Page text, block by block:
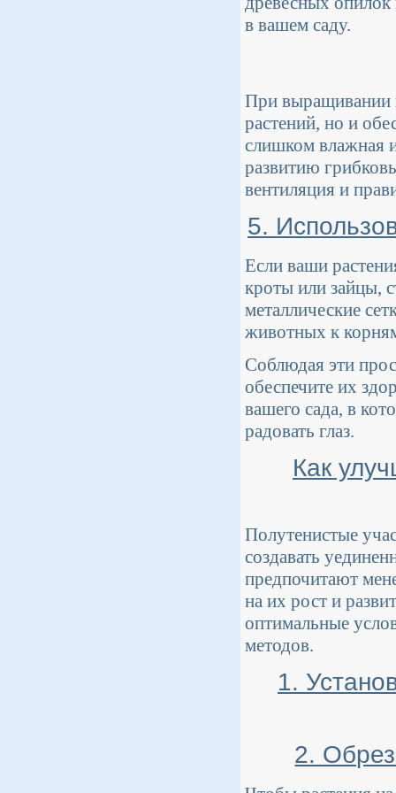
в вашем саду.
При выращивании
растений, но и
слишком влажная
развитию
вентиляция и
5.
Если ваши
кроты или зайцы,
металлические
животных к
Соблюдая эти
обеспечите их
вашего сада, в
радовать глаз.
Как
Полутенистые
создавать
предпочитают
на их рост и
оптимальные
методов.
1.
2.